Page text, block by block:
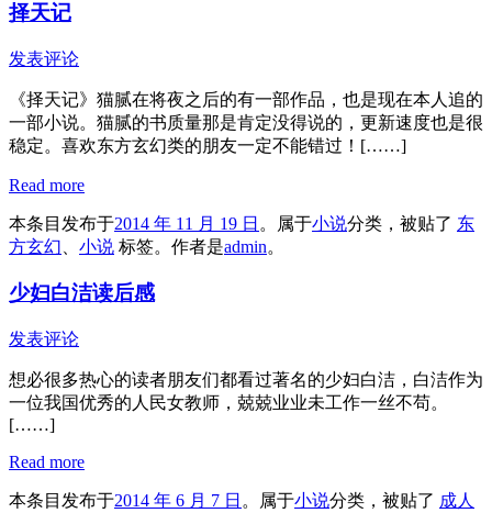
择天记
发表评论
《择天记》猫腻在将夜之后的有一部作品，也是现在本人追的
一部小说。猫腻的书质量那是肯定没得说的，更新速度也是很
稳定。喜欢东方玄幻类的朋友一定不能错过！[……]
Read more
本条目发布于2014 年 11 月 19 日 。属于小说分类，被贴了 东
方玄幻
小说 标签。 作者是admin。
少妇白洁读后感
发表评论
想必很多热心的读者朋友们都看过著名的少妇白洁，白洁作为
一位我国优秀的人民女教师，兢兢业业未工作一丝不苟。
[……]
Read more
本条目发布于2014 年 6 月 7 日 。属于小说分类，被贴了 成人